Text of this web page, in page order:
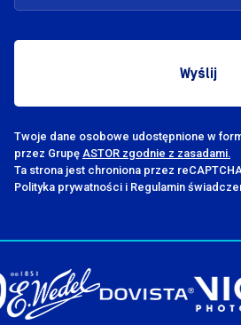
Twoje dane osobowe udostępnione w
przez Grupę ASTOR zgodnie z zasadami.
Ta strona jest chroniona przez
Polityka prywatności i Regulamin